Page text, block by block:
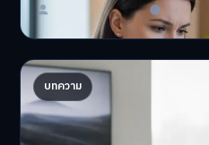
Master Bussiness 23 มิถุ
บทความ
AI จัดพอร์ตให้ปัง! เทรนด์
จอ
AI จัดพอร์ตให้ปัง! หมด…